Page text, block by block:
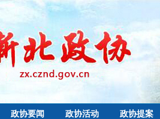
政协要闻 政协活动 政协提案